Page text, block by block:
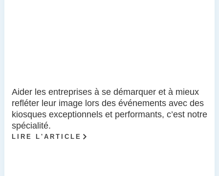
Aider les entreprises à se démarquer et à mieux
refléter leur image lors des événements avec des
kiosques exceptionnels et performants, c’est notre
spécialité.
LIRE L'ARTICLE